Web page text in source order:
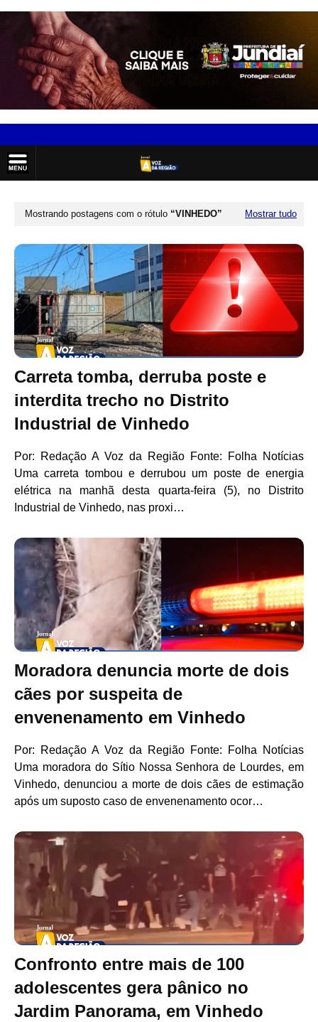
Mostrando postagens com o rótulo VINHEDO Mostrar tudo
Carreta tomba, derruba poste e
interdita trecho no Distrito
Industrial de Vinhedo
Por: Redação A Voz da Região Fonte: Folha Notícias
Uma carreta tombou e derrubou um poste de energia
elétrica na manhã desta quarta-feira (5), no Distrito
Industrial de Vinhedo, nas proxi…
Moradora denuncia morte de dois
cães por suspeita de
envenenamento em Vinhedo
Por: Redação A Voz da Região Fonte: Folha Notícias
Uma moradora do Sítio Nossa Senhora de Lourdes, em
Vinhedo, denunciou a morte de dois cães de estimação
após um suposto caso de envenenamento ocor…
Confronto entre mais de 100
adolescentes gera pânico no
Jardim Panorama, em Vinhedo